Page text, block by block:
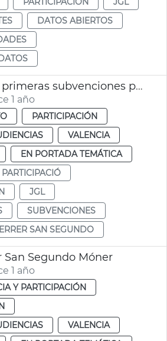
DATOS ABIERTOS
Adjudicación primeras subvenciones participación ciudadana
1 año
PARTICIPACIÓN
VALENCIA
EN PORTADA TEMÁTICA
PARTICIPACIÓ
JGL
SUBVENCIONES
SAN SEGUNDO
San Segundo Móner
1 año
Y PARTICIPACIÓN
VALENCIA